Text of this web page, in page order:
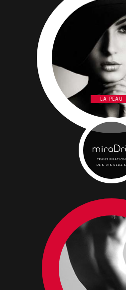
LA PEAU
TRANSPIRATION
DES AISSELLES